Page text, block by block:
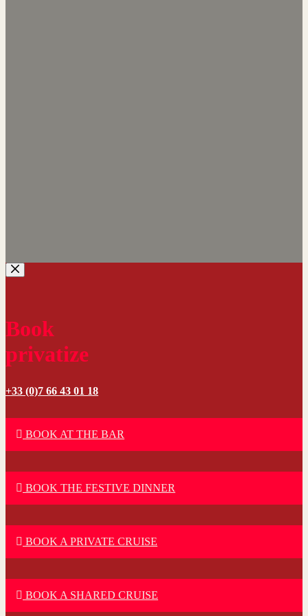
Book
privatize
+33 (0)7 66 43 01 18
BOOK AT THE BAR
BOOK THE FESTIVE DINNER
BOOK A PRIVATE CRUISE
BOOK A SHARED CRUISE